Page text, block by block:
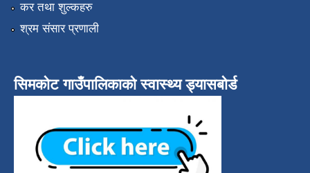
कर तथा शुल्कहरु
श्रम संसार प्रणाली
सिमकोट गाउँपालिकाको स्वास्थ्य ड्यासबोर्ड